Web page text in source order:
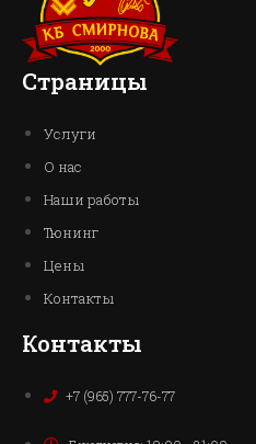
Страницы
Услуги
О нас
Наши работы
Тюнинг
Цены
Контакты
Контакты
+7 (965) 777-76-77